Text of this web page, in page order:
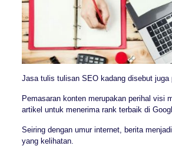
Jasa tulis tulisan SEO kadang disebut juga
Pemasaran konten merupakan perihal visi
artikel untuk menerima rank terbaik di
Seiring dengan umur internet, berita
yang kelihatan.